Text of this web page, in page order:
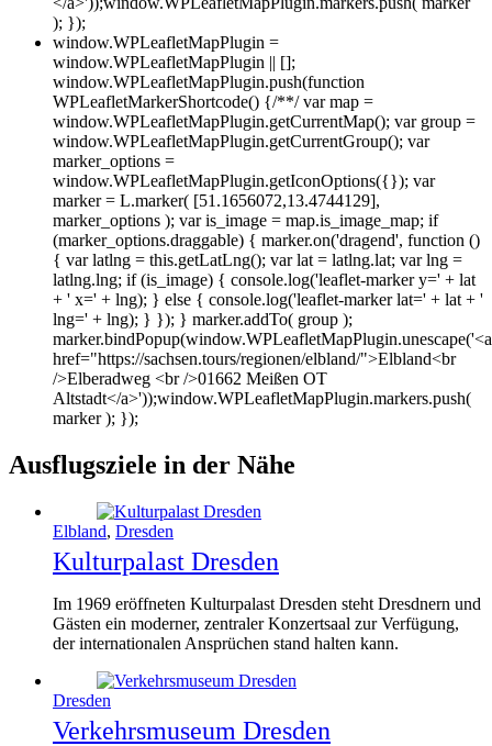
); });
window.WPLeafletMapPlugin =
window.WPLeafletMapPlugin || [];
window.WPLeafletMapPlugin.push(function
WPLeafletMarkerShortcode() {/**/ var map =
window.WPLeafletMapPlugin.getCurrentMap(); var group =
window.WPLeafletMapPlugin.getCurrentGroup(); var
marker_options =
window.WPLeafletMapPlugin.getIconOptions({}); var
marker = L.marker( [51.1656072,13.4744129],
marker_options ); var is_image = map.is_image_map; if
(marker_options.draggable) { marker.on('dragend', function ()
{ var latlng = this.getLatLng(); var lat = latlng.lat; var lng =
latlng.lng; if (is_image) { console.log('leaflet-marker y=' + lat
+ ' x=' + lng); } else { console.log('leaflet-marker lat=' + lat + '
lng=' + lng); } }); } marker.addTo( group );
marker.bindPopup(window.WPLeafletMapPlugin.unescape('<a
href="https://sachsen.tours/regionen/elbland/">Elbland<br
/>Elberadweg <br />01662 Meißen OT
Altstadt</a>'));window.WPLeafletMapPlugin.markers.push(
marker ); });
Ausflugsziele in der Nähe
Elbland, Dresden
Kulturpalast Dresden
Im 1969 eröffneten Kulturpalast Dresden steht Dresdnern und
Gästen ein moderner, zentraler Konzertsaal zur Verfügung,
der internationalen Ansprüchen stand halten kann.
Dresden
Verkehrsmuseum Dresden